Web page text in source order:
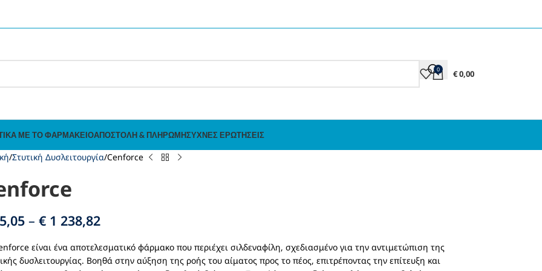
0 €0,00
ΜΕ ΤΟ ΦΑΡΜΑΚΕΊΟΑΠΟΣΤΟΛΉ & ΠΛΗΡΩΜΉΣΥΧΝΈΣ ΕΡΩΤΉΣΕΙΣ
Στυτική Δυσλειτουργία Cenforce
– € 1 238,82
είναι ένα αποτελεσματικό φάρμακο που περιέχει σιλδεναφίλη, σχεδιασμένο για την αντιμετώπιση της
δυσλειτουργίας. Βοηθά στην αύξηση της ροής του αίματος προς το πέος, επιτρέποντας την επίτευξη και